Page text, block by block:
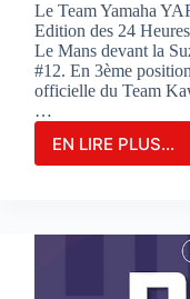
Le Team Yamaha
Edition des 24
Le Mans devant la
#12. En 3ème
officielle du Team
…
EN LIRE PLUS...
LE
AVEC
VICTOIRE